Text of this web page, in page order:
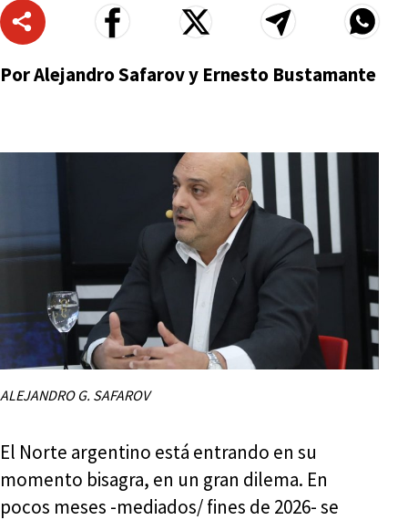
Por Alejandro Safarov y Ernesto Bustamante
ALEJANDRO G. SAFAROV
El Norte argentino está entrando en su
momento bisagra, en un gran dilema. En
pocos meses -mediados/ fines de 2026- se